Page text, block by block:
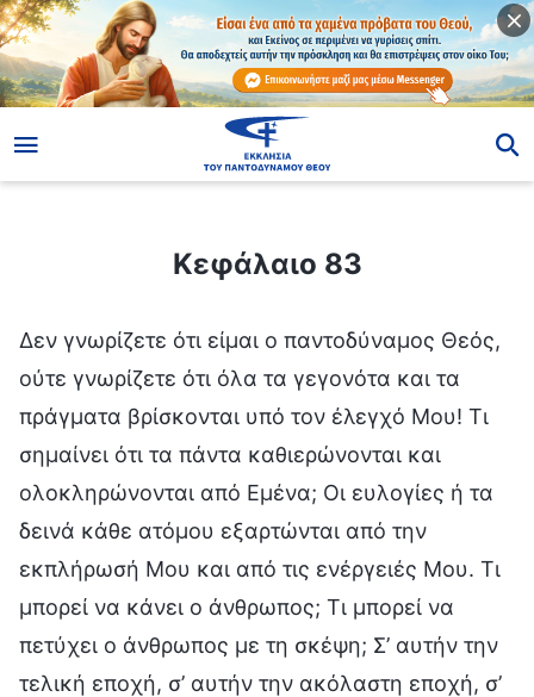
Κεφάλαιο 83
Δεν γνωρίζετε ότι είμαι ο παντοδύναμος Θεός,
ούτε γνωρίζετε ότι όλα τα γεγονότα και τα
πράγματα βρίσκονται υπό τον έλεγχό Μου! Τι
σημαίνει ότι τα πάντα καθιερώνονται και
ολοκληρώνονται από Εμένα; Οι ευλογίες ή τα
δεινά κάθε ατόμου εξαρτώνται από την
εκπλήρωσή Μου και από τις ενέργειές Μου. Τι
μπορεί να κάνει ο άνθρωπος; Τι μπορεί να
πετύχει ο άνθρωπος με τη σκέψη; Σ’ αυτήν την
τελική εποχή, σ’ αυτήν την ακόλαστη εποχή, σ’